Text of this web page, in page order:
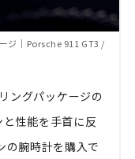
ジ｜Porsche 911 GT3 /
ングパッケージの
と性能を手首に反
の腕時計を購入で